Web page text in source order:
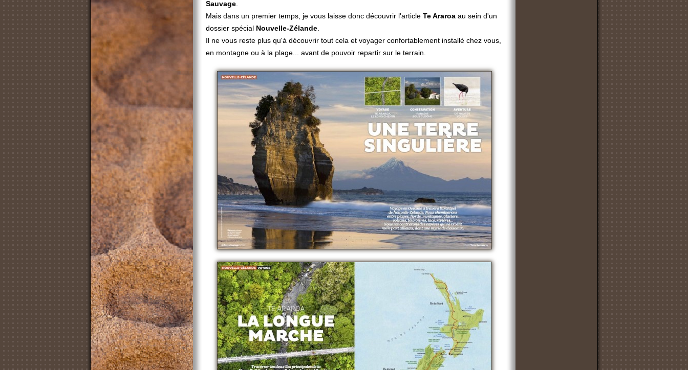
Sauvage
Mais dans un premier temps, je vous laisse donc découvrir l'article Te Araroa au sein d'un
dossier spécial Nouvelle-Zélande
Il ne vous reste plus qu'à découvrir tout cela et voyager confortablement installé chez vous,
en montagne ou à la plage... avant de pouvoir repartir sur le terrain.